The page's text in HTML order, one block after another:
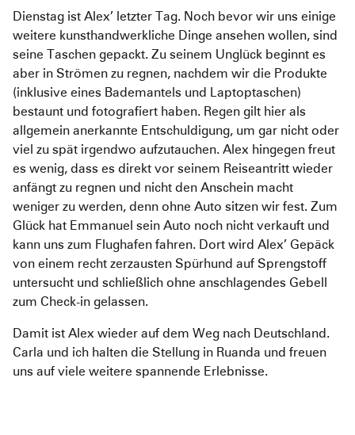
Dienstag ist Alex’ letzter Tag. Noch bevor wir uns einige
weitere kunsthandwerkliche Dinge ansehen wollen, sind
seine Taschen gepackt. Zu seinem Unglück beginnt es
aber in Strömen zu regnen, nachdem wir die Produkte
(inklusive eines Bademantels und Laptoptaschen)
bestaunt und fotografiert haben. Regen gilt hier als
allgemein anerkannte Entschuldigung, um gar nicht oder
viel zu spät irgendwo aufzutauchen. Alex hingegen freut
es wenig, dass es direkt vor seinem Reiseantritt wieder
anfängt zu regnen und nicht den Anschein macht
weniger zu werden, denn ohne Auto sitzen wir fest. Zum
Glück hat Emmanuel sein Auto noch nicht verkauft und
kann uns zum Flughafen fahren. Dort wird Alex’ Gepäck
von einem recht zerzausten Spürhund auf Sprengstoff
untersucht und schließlich ohne anschlagendes Gebell
zum Check-in gelassen.
Damit ist Alex wieder auf dem Weg nach Deutschland.
Carla und ich halten die Stellung in Ruanda und freuen
uns auf viele weitere spannende Erlebnisse.